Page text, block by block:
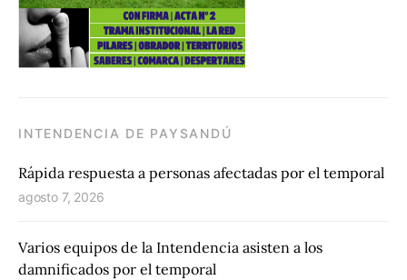
INTENDENCIA DE PAYSANDÚ
Rápida respuesta a personas afectadas por el temporal
agosto 7, 2026
Varios equipos de la Intendencia asisten a los
damnificados por el temporal